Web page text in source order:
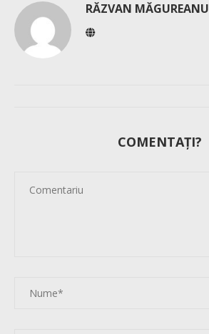
RĂZVAN MĂGUREANU
COMENTAȚI?